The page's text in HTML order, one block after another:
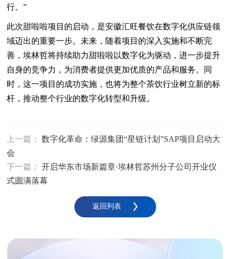
行。”
此次甜啦啦项目的启动，是安徽汇旺餐饮在数字化供应链领
域迈出的重要一步。未来，随着项目的深入实施和不断完
善，埃林哲将持续助力甜啦啦以数字化为驱动，进一步提升
自身的竞争力，为消费者提供更加优质的产品和服务。同
时，这一项目的成功实施，也将为整个茶饮行业树立新的标
杆，推动整个行业的数字化转型和升级。
上一篇： 数字化革命：绿源集团“星链计划”SAP项目启动大
会
下一篇： 开启华东市场新篇章·埃林哲苏州分子公司开业仪
式圆满落幕
返回列表